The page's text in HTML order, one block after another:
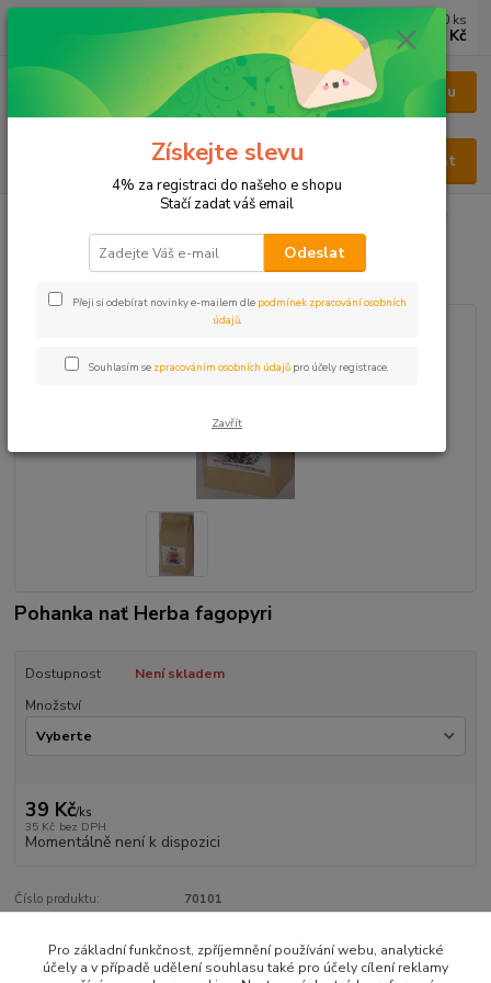
Menu
Hledat
0 ks
0 Kč
Pohanka nať
Pohanka nať
Pohanka nať Herba fagopyri
Dostupnost
Není skladem
Množství
39 Kč/ks
35 Kč bez DPH
Momentálně není k dispozici
Číslo produktu: 70101
Zboží zařazeno v kategoriích
Získejte slevu
4% za registraci do našeho e shopu
Stačí zadat váš email
Odeslat
Přeji si odebírat novinky e-mailem dle podmínek zpracování osobních
údajů.
Souhlasím se zpracováním osobních údajů pro účely registrace.
Zavřít
Pro základní funkčnost, zpříjemnění používání webu, analytické
účely a v případě udělení souhlasu také pro účely cílení reklamy